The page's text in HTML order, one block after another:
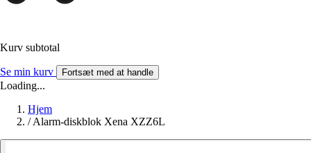
Kurv subtotal
Se min kurv Fortsæt med at handle
Loading...
Hjem
/ Alarm-diskblok Xena XZZ6L